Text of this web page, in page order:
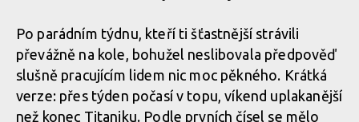
Po parádním týdnu, kteří ti šťastnější strávili
převážně na kole, bohužel neslibovala předpověď
slušně pracujícím lidem nic moc pěkného. Krátká
verze: přes týden počasí v topu, víkend uplakanější
než konec Titaniku. Podle prvních čísel se mělo